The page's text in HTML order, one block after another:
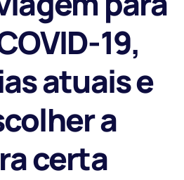
19,
atuais e
a
certa